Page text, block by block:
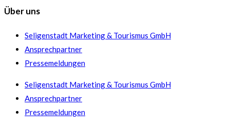
Über uns
Seligenstadt Marketing & Tourismus GmbH
Ansprechpartner
Pressemeldungen
Seligenstadt Marketing & Tourismus GmbH
Ansprechpartner
Pressemeldungen